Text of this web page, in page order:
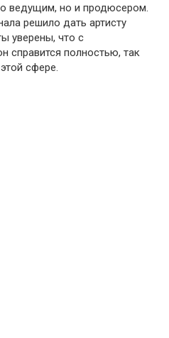
ведущим, но и продюсером.
решило дать артисту
уверены, что с
справится полностью, так
сфере.